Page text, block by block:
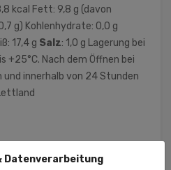
kcal Fett: 9,8 g (davon
g) Kohlenhydrate: 0,0 g
17,4 g Salz: 1,0 g Lagerung bei
+25°C. Nach dem Öffnen bei
und innerhalb von 24 Stunden
Datenverarbeitung